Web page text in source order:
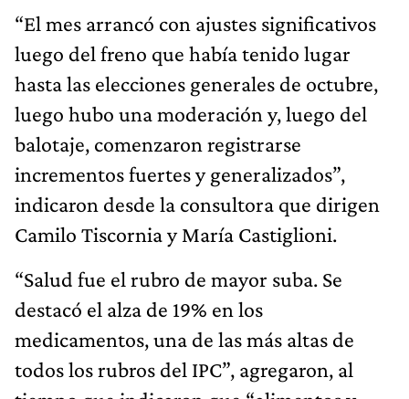
“El mes arrancó con ajustes significativos
luego del freno que había tenido lugar
hasta las elecciones generales de octubre,
luego hubo una moderación y, luego del
balotaje, comenzaron registrarse
incrementos fuertes y generalizados”,
indicaron desde la consultora que dirigen
Camilo Tiscornia y María Castiglioni.
“Salud fue el rubro de mayor suba. Se
destacó el alza de 19% en los
medicamentos, una de las más altas de
todos los rubros del IPC”, agregaron, al